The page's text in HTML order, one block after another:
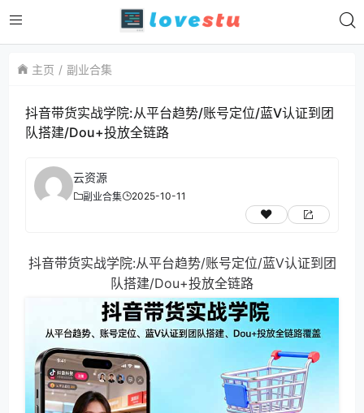
主页 副业合集
抖音带货实战学院:从平台趋势/账号定位/蓝V认证到团
队搭建/Dou+投放全链路
云资源
副业合集 2025-10-11
抖音带货实战学院:从平台趋势/账号定位/蓝V认证到团
队搭建/Dou+投放全链路